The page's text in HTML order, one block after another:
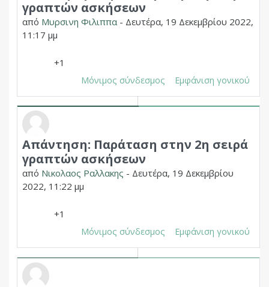
γραπτών ασκήσεων
από Μυρσινη Φιλιππα- Δευτέρα, 19 Δεκεμβρίου 2022,
11:17 μμ
+1
Μόνιμος σύνδεσμος Εμφάνιση γονικού
Σε απάντηση σε Δημητριος Χουπας
Απάντηση: Παράταση στην 2η σειρά
γραπτών ασκήσεων
από Νικολαος Ραλλακης - Δευτέρα, 19 Δεκεμβρίου
2022, 11:22 μμ
+1
Μόνιμος σύνδεσμος Εμφάνιση γονικού